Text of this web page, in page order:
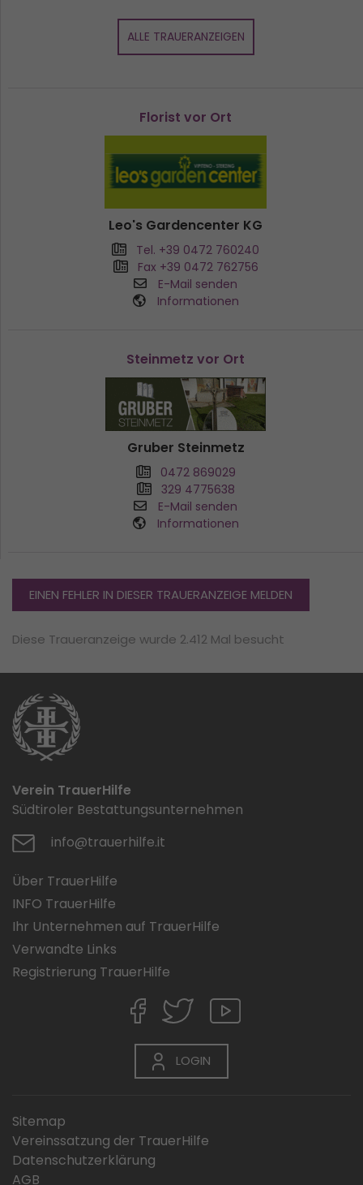
ALLE TRAUERANZEIGEN
Florist vor Ort
Leo's Gardencenter KG
Tel. +39 0472 760240
Fax +39 0472 762756
E-Mail senden
Informationen
Steinmetz vor Ort
Gruber Steinmetz
0472 869029
329 4775638
E-Mail senden
Informationen
EINEN FEHLER IN DIESER TRAUERANZEIGE MELDEN
Diese Traueranzeige wurde 2.412 Mal besucht
Verein TrauerHilfe
Südtiroler Bestattungsunternehmen
info@trauerhilfe.it
Über TrauerHilfe
INFO TrauerHilfe
Ihr Unternehmen auf TrauerHilfe
Verwandte Links
Registrierung TrauerHilfe
LOGIN
Sitemap
Vereinssatzung der TrauerHilfe
Datenschutzerklärung
AGB